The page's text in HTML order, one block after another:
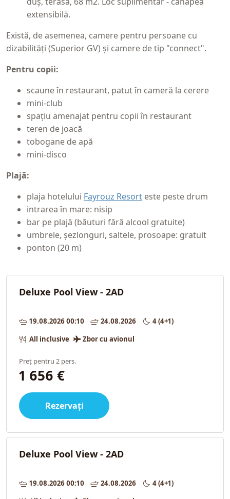
extensibilă.
Există, de asemenea, camere pentru persoane cu
dizabilități (Superior GV) și camere de tip "connect".
Pentru copii:
scaune în restaurant, patut în cameră la cerere
mini-club
spațiu amenajat pentru copii în restaurant
teren de joacă
tobogane de apă
mini-disco
Plajă:
plaja hotelului Fayrouz Resort este peste drum
intrarea în mare: nisip
bar pe plajă (băuturi fără alcool gratuite)
umbrele, șezlonguri, saltele, prosoape: gratuit
ponton (20 m)
Deluxe Pool View - 2AD
19.08.2026 00:10 24.08.2026
4 (4+1)
All inclusive
Zbor cu avionul
Preț pentru 2 pers.
1 656 €
Rezervați
Deluxe Pool View - 2AD
19.08.2026 00:10 24.08.2026
4 (4+1)